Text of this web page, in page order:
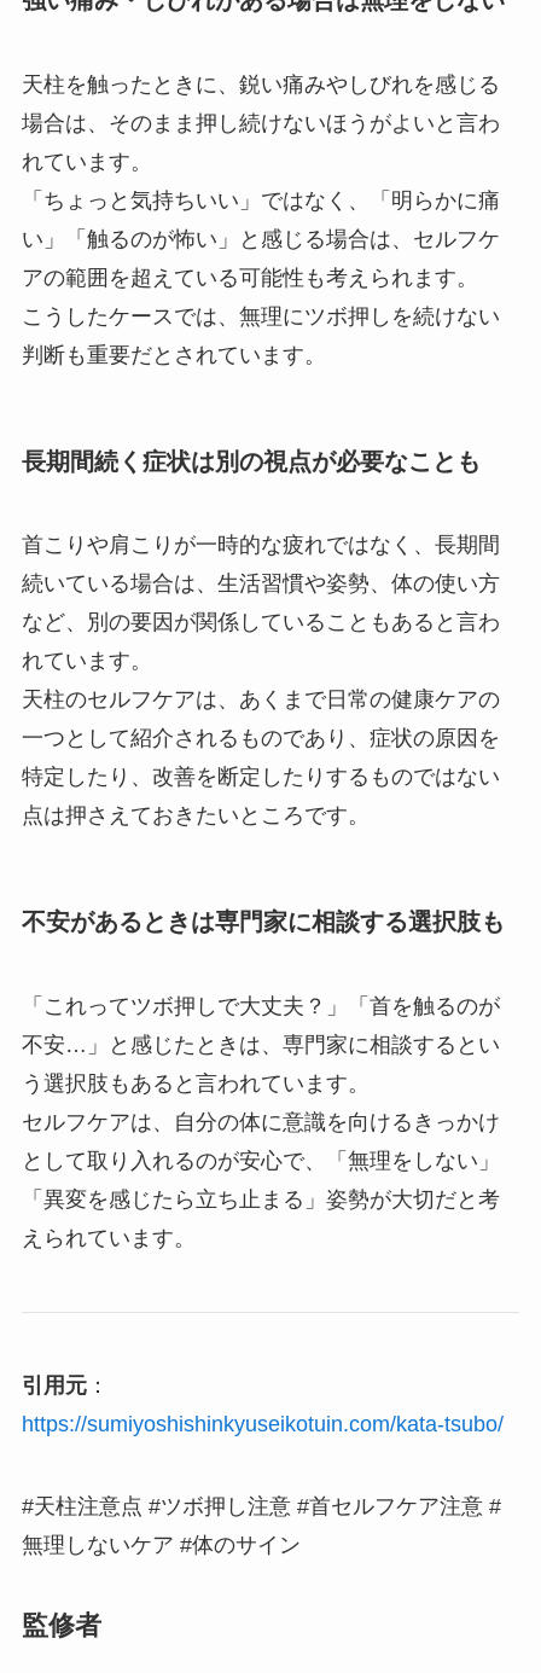
天柱を触ったときに、鋭い痛みやしびれを感じる
場合は、そのまま押し続けないほうがよいと言わ
れています。
「ちょっと気持ちいい」ではなく、「明らかに痛
い」「触るのが怖い」と感じる場合は、セルフケ
アの範囲を超えている可能性も考えられます。
こうしたケースでは、無理にツボ押しを続けない
判断も重要だとされています。
長期間続く症状は別の視点が必要なことも
首こりや肩こりが一時的な疲れではなく、長期間
続いている場合は、生活習慣や姿勢、体の使い方
など、別の要因が関係していることもあると言わ
れています。
天柱のセルフケアは、あくまで日常の健康ケアの
一つとして紹介されるものであり、症状の原因を
特定したり、改善を断定したりするものではない
点は押さえておきたいところです。
不安があるときは専門家に相談する選択肢も
「これってツボ押しで大丈夫？」「首を触るのが
不安…」と感じたときは、専門家に相談するとい
う選択肢もあると言われています。
セルフケアは、自分の体に意識を向けるきっかけ
として取り入れるのが安心で、「無理をしない」
「異変を感じたら立ち止まる」姿勢が大切だと考
えられています。
引用元：
https://sumiyoshishinkyuseikotuin.com/kata-tsubo/
#天柱注意点 #ツボ押し注意 #首セルフケア注意 #
無理しないケア #体のサイン
監修者